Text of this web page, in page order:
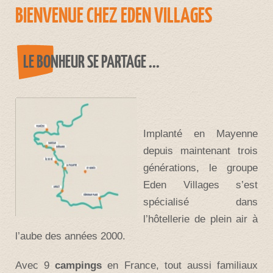
BIENVENUE CHEZ EDEN VILLAGES
LE BONHEUR SE PARTAGE ...
Implanté en Mayenne
depuis maintenant trois
générations, le groupe
Eden Villages s’est
spécialisé dans
l’hôtellerie de plein air à
l’aube des années 2000.
Avec 9 campings en France, tout aussi familiaux